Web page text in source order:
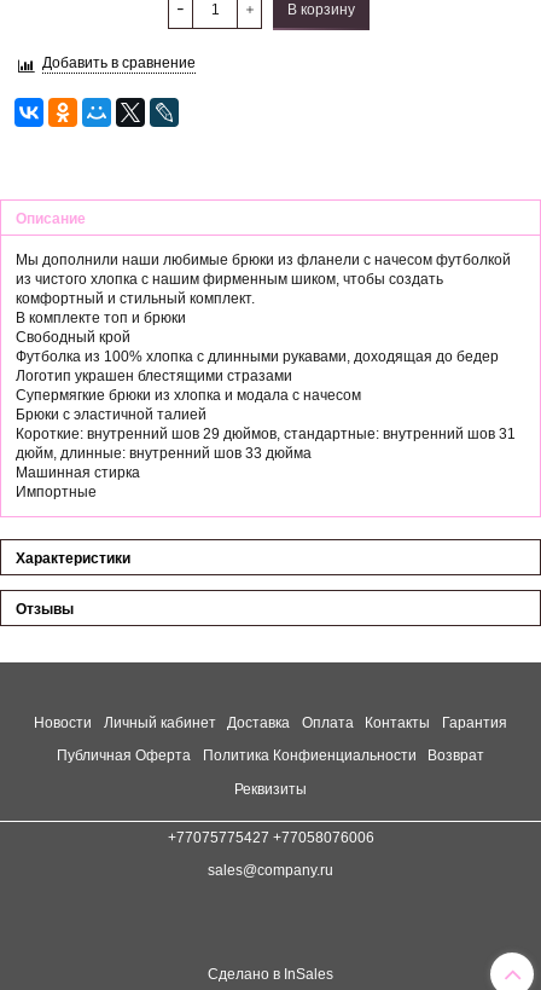
В корзину
Добавить в сравнение
Описание
Мы дополнили наши любимые брюки из фланели с начесом футболкой
из чистого хлопка с нашим фирменным шиком, чтобы создать
комфортный и стильный комплект.
В комплекте топ и брюки
Свободный крой
Футболка из 100% хлопка с длинными рукавами, доходящая до бедер
Логотип украшен блестящими стразами
Супермягкие брюки из хлопка и модала с начесом
Брюки с эластичной талией
Короткие: внутренний шов 29 дюймов, стандартные: внутренний шов 31
дюйм, длинные: внутренний шов 33 дюйма
Машинная стирка
Импортные
Характеристики
Отзывы
Новости Личный кабинет Доставка Оплата Контакты
Гарантия
Публичная Оферта
Политика Конфиенциальности
Возврат
Реквизиты
+77075775427 +77058076006
sales@company.ru
Сделано в InSales